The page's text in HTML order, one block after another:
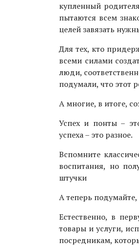
купленный
пытаются всем
целей завязать
Для тех, кто
всеми силами
люди,
подумали, что этот
А многие, в итоге,
Успех и понты –
успеха – это разное.
Вспомните
воспитания, но
штучки
А теперь
Естественно, в
товары и услуги,
посредникам,